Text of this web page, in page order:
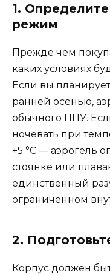
1.
режим
Прежде чем
каких условиях
Если вы
ранней осенью,
обычного ППУ.
ночевать при
+5 °C — аэрогель
стоянке или
единственный
ограниченном
2.
Корпус должен